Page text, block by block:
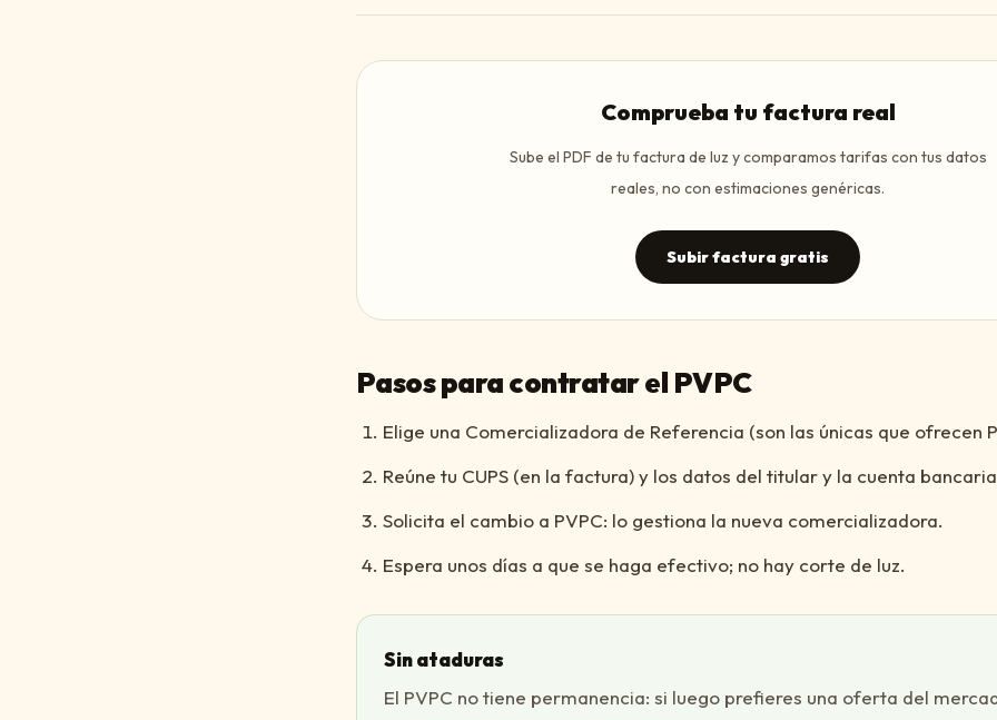
Comprueba tu factura real
Sube el PDF de tu factura de luz y comparamos tarifas con tus datos
reales, no con estimaciones genéricas.
Subir factura gratis
Pasos para contratar el PVPC
Elige una Comercializadora de Referencia (son las únicas que ofrecen
Reúne tu CUPS (en la factura) y los datos del titular y la cuenta
Solicita el cambio a PVPC: lo gestiona la nueva comercializadora.
Espera unos días a que se haga efectivo; no hay corte de luz.
Sin ataduras
El PVPC no tiene permanencia: si luego prefieres una oferta del